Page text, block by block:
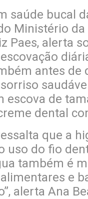
saúde bucal
Ministério da
Paes, alerta
antes de
escova de
dental
que a
uso do fio
também é
e
alerta Ana